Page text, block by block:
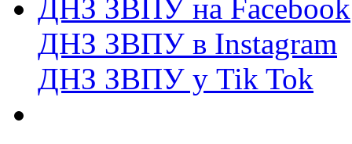
ДНЗ ЗВПУ на Facebook
ДНЗ ЗВПУ в Instagram
ДНЗ ЗВПУ у Tik Tok